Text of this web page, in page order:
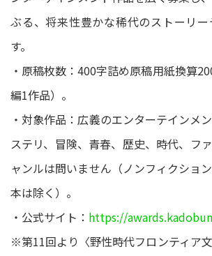
ぶる、将来性豊かな稀代のストーリ
す。
・原稿枚数：400字詰め原稿⽤紙換算
編1作品）。
・対象作品：広義のエンターテインメ
ステリ、冒険、⻘春、歴史、時代、フ
ャンルは問いません（ノンフィクショ
本は除く）。
・公式サイト： https://
※第11回より〈野性時代フロンティア